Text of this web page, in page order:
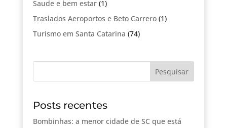
Saude e bem estar(1)
Traslados Aeroportos e Beto Carrero(1)
Turismo em Santa Catarina (74)
Posts recentes
Bombinhas: a menor cidade de SC que está